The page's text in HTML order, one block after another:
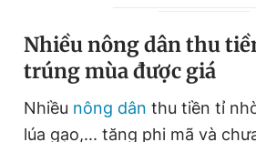
Nhiều nông dân thu
trúng mùa được giá
Nhiều nông dân thu tiền tỉ
lúa gạo,... tăng phi mã và